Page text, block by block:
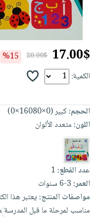
إختياراتنا
كتب
أكاديمية
صندوق
القراءة
English
iKitab
حدود
أسئلة
يتكرر
طرحها
iKitab
على
Android
تحميل
iKitab
على
Apple
أسئلة
يتكرر
طرحها
تحميل
masmu3
على
تحميل
masmu3
على
Apple
المواضيع
الأكثر
مبيعاً
إختياراتنا
وسائل
تعليمية
صندوق
القراءة
تعليمية
الصحة
والعناية
الشخصية
جديد
أجهزة
العناية
الشخصية
العناية
وتصفيف
الشعر
العناية
بالجسم
المطبخ
والسفرة
جديد
الكل
أواني
الطهي
أدوات
متجر
الهدايا
أقسام
17.00$
20.00$
%15
الكمية:
الحجم:كبير (0×16080×0)
اللون:متعدد الألوان
عدد القطع:1
العمر:3-6 سنوات
مواصفات المنتج:يعتبرهذا
مناسب لمرحلة ما قبل المدرسة